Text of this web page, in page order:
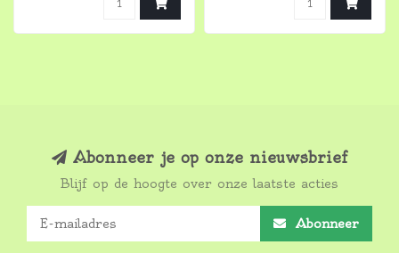
Abonneer je op onze nieuwsbrief
Blijf op de hoogte over onze laatste acties
Abonneer